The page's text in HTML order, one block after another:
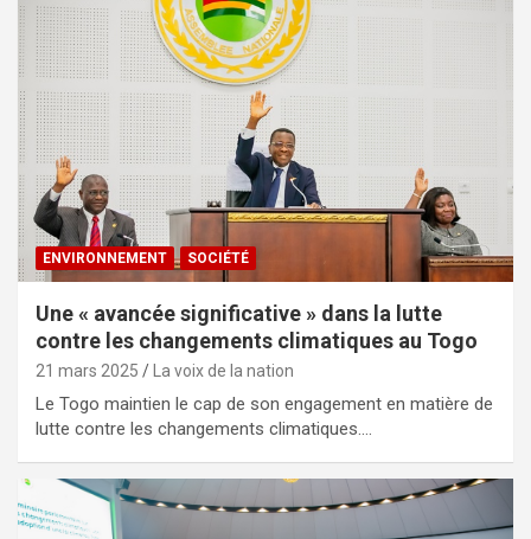
ENVIRONNEMENT SOCIÉTÉ
Une « avancée significative » dans la lutte
contre les changements climatiques au Togo
21 mars 2025 La voix de la nation
Le Togo maintien le cap de son engagement en matière de
lutte contre les changements climatiques.…